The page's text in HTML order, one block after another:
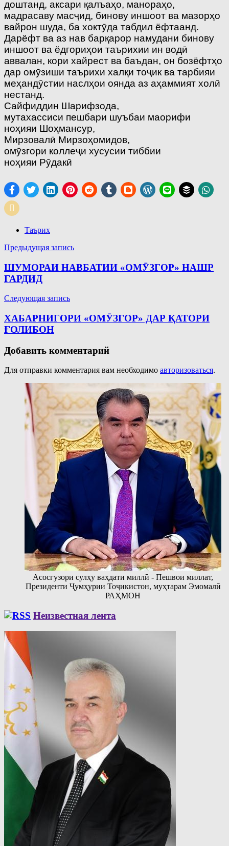
доштанд, аксари қалъаҳо, манораҳо,
мадрасаву масҷид, бинову иншоот ва мазорҳо
вайрон шуда, ба хоктӯда табдил ёфтаанд.
Дарёфт ва аз нав барқарор намудани бинову
иншоот ва ёдгориҳои таърихии ин водӣ
аввалан, кори хайрест ва баъдан, он бозёфтҳо
дар омӯзиши таърихи халқи тоҷик ва тарбияи
меҳандӯстии наслҳои оянда аз аҳаммият холӣ
нестанд.
Сайфиддин Шарифзода,
мутахассиси пешбари шуъбаи маорифи
ноҳияи Шоҳмансур,
Мирзовалӣ Мирзоҳомидов,
омӯзгори коллеҷи хусусии тиббии
ноҳияи Рӯдакӣ
Таърих
Навигация
по
записям
Предыдущая запись
ШУМОРАИ НАВБАТИИ «ОМӮЗГОР» НАШР
ГАРДИД
Следующая запись
ХАБАРНИГОРИ «ОМӮЗГОР» ДАР ҚАТОРИ
ҒОЛИБОН
Добавить комментарий
Для отправки комментария вам необходимо авторизоваться.
Асосгузори сулҳу ваҳдати миллӣ - Пешвои миллат,
Президенти Ҷумҳурии Тоҷикистон, муҳтарам Эмомалӣ
РАҲМОН
Неизвестная лента